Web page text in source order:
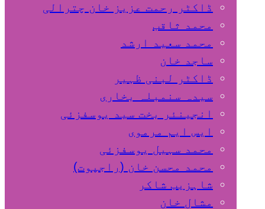
ڈاکٹر رحمت عزیز خان چترالی
محمد ثاقب
محمد سعید ارشد
ساجد خان
ڈاکٹر لبنی ظہیر
سیدہ سنمبلہ بخاری
انجینئر بخت سید یوسفزئی
ایس ایم مرموی
محمد سہیل یوسفزئی
محمد محسن خان (راجپوت)
شاہزیب شاکر
مشال خان